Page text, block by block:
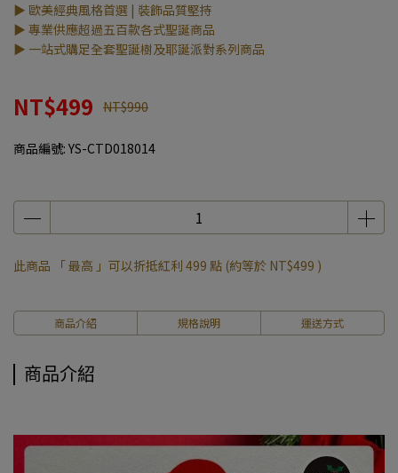
▶ 歐美經典風格首選 | 裝飾品質堅持
▶ 專業供應超過五百款各式聖誕商品
▶ 一站式購足全套聖誕樹及耶誕派對系列商品
NT$499 NT$990
商品編號: YS-CTD018014
此商品 「 最高 」可以折抵紅利 499 點 (約等於 NT$499 )
商品介紹 規格說明 運送方式
商品介紹